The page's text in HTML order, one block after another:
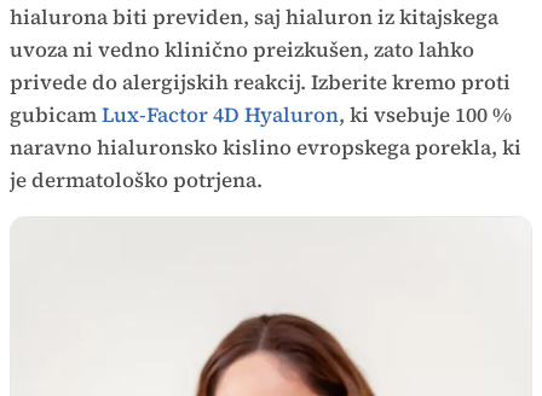
hialurona biti previden, saj hialuron iz kitajskega
uvoza ni vedno klinično preizkušen, zato lahko
privede do alergijskih reakcij. Izberite kremo proti
gubicamLux-Factor 4D Hyaluron, ki vsebuje 100 %
naravno hialuronsko kislino evropskega porekla, ki
je dermatološko potrjena.